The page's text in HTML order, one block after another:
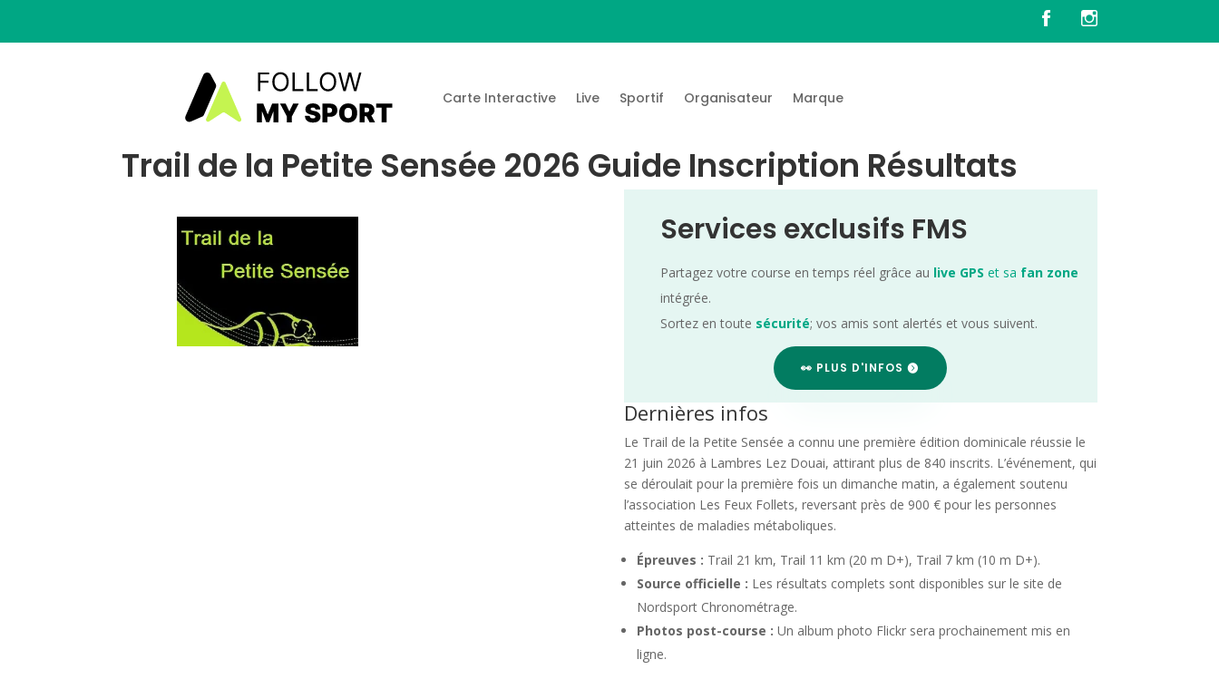
Carte Interactive Live Sportif Organisateur Marque
Trail de la Petite Sensée 2026 Guide Inscription Résultats
Services exclusifs FMS
Partagez votre course en temps réel grâce au live GPS et sa fan zone
intégrée.
Sortez en toute sécurité; vos amis sont alertés et vous suivent.
👀 PLUS D'INFOS
Dernières infos
Le Trail de la Petite Sensée a connu une première édition dominicale réussie le
21 juin 2026 à Lambres Lez Douai, attirant plus de 840 inscrits. L’événement, qui
se déroulait pour la première fois un dimanche matin, a également soutenu
l’association Les Feux Follets, reversant près de 900 € pour les personnes
atteintes de maladies métaboliques.
Épreuves : Trail 21 km, Trail 11 km (20 m D+), Trail 7 km (10 m D+).
Source officielle : Les résultats complets sont disponibles sur le site de
Nordsport Chronométrage.
Photos post-course : Un album photo Flickr sera prochainement mis en
ligne.